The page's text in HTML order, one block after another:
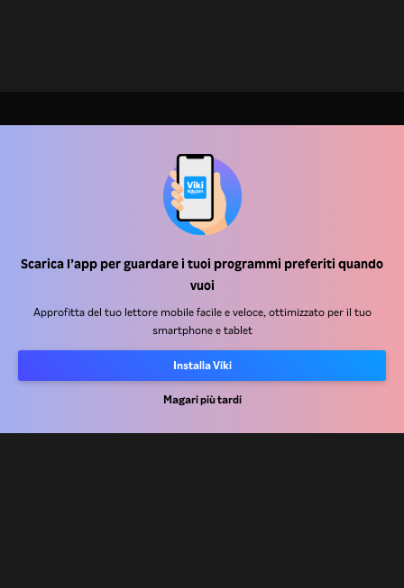
Scarica l’app per guardare i tuoi programmi preferiti quando
vuoi
Approfitta del tuo lettore mobile facile e veloce, ottimizzato per il tuo
smartphone e tablet
Installa Viki
Magari più tardi
Centro assistenza